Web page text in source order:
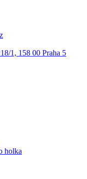
1, 158 00 Praha 5
holka